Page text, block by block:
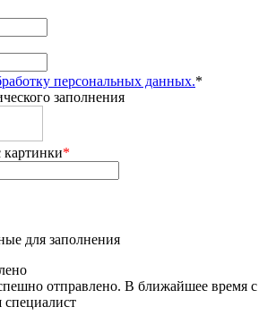
персональных данных.*
заполнения
*
для заполнения
отправлено. В ближайшее время с